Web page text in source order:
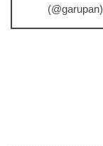
(@garupan)